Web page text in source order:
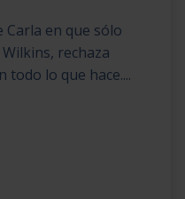
Carla en que sólo
rechaza
todo lo que hace....